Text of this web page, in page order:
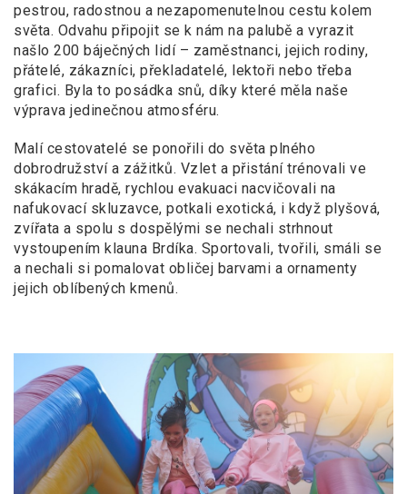
pestrou, radostnou a nezapomenutelnou cestu kolem
světa. Odvahu připojit se k nám na palubě a vyrazit
našlo 200 báječných lidí – zaměstnanci, jejich rodiny,
přátelé, zákazníci, překladatelé, lektoři nebo třeba
grafici. Byla to posádka snů, díky které měla naše
výprava jedinečnou atmosféru.
Malí cestovatelé se ponořili do světa plného
dobrodružství a zážitků. Vzlet a přistání trénovali ve
skákacím hradě, rychlou evakuaci nacvičovali na
nafukovací skluzavce, potkali exotická, i když plyšová,
zvířata a spolu s dospělými se nechali strhnout
vystoupením klauna Brdíka. Sportovali, tvořili, smáli se
a nechali si pomalovat obličej barvami a ornamenty
jejich oblíbených kmenů.